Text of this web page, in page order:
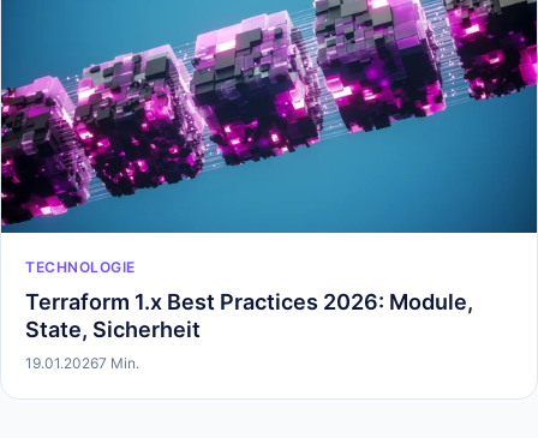
TECHNOLOGIE
Terraform 1.x Best Practices 2026: Module,
State, Sicherheit
19.01.20267 Min.